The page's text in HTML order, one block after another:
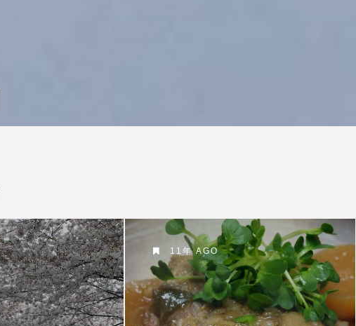
11年 AGO